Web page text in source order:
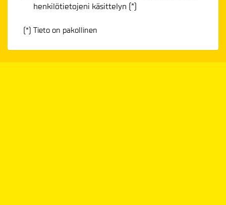
henkilötietojeni käsittelyn (*)
(*) Tieto on pakollinen